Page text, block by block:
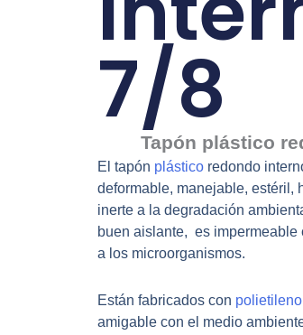
7/8
Tapón plástico
El tapón plásticoredondo
deformable, manejable, estéril,
inerte a la degradación
buen aislante, es
a los microorganismos.
Están fabricados con polietileno
amigable con el medio